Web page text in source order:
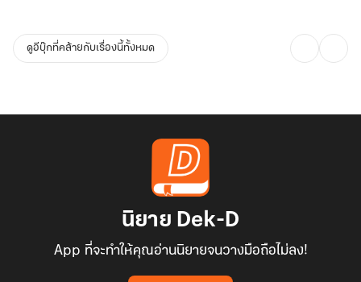
ดูอีบุ๊กที่คล้ายกับเรื่องนี้ทั้งหมด
นิยาย Dek-D
App ที่จะทำให้คุณอ่านนิยายจนวางมือถือไม่ลง!